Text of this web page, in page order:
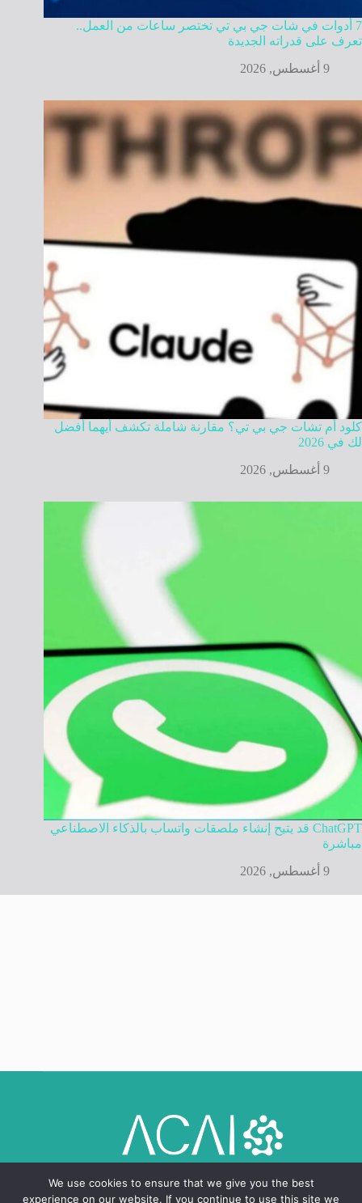
7 أدوات في شات جي بي تي تختصر ساعات من العمل..
تعرف على قدراته الجديدة
9 أغسطس, 2026
كلود أم تشات جي بي تي؟ مقارنة شاملة تكشف أيهما أفضل
لك في 2026
9 أغسطس, 2026
ChatGPT قد يتيح إنشاء ملصقات واتساب بالذكاء الاصطناعي
مباشرة
9 أغسطس, 2026
We use cookies to ensure that we give you the best
experience on our website. If you continue to use this site we